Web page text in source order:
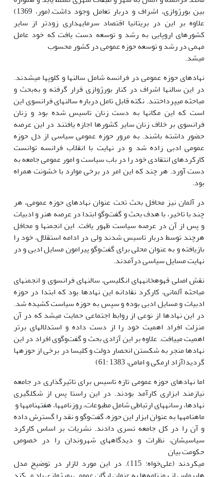
بین بورژوازی، اشراف و دربار تعامل وجود داشت.(مور، 1369)
علاوه بر این در بریتانیا اقتصاد سرمایه­داری زودتر از سایر
کشورهای اروپایی به رشد و توسعه دست یافت که خود عامل
مهمی در رشد و توسعه حوزه عمومی در کشور محسوب
می­شد.
نهادهای حوزه عمومی در فرانسه شامل سالن­ها و کلوپ­ها می­شدند.
در این سالن­ها اشراف در کنار بورژوازی قرار گرفته و به‌بحث و
مباحثه می­پرداختند. نکته قابل تامل درباره سالن­های فرانسوی این
است که این مکان­ها به دست زنان تاسیس شده بود و زنان
فرانسوی بر خلاف زنان سایر کشورها اجازه یافتند در این عرصه
حضور داشته باشند. به مرور حوزه عمومی سیاسی از دل حوزه
عمومی ادبی زاده شد و در نهایت با انقلاب فرانسه توانست
کارکردهای انتقادی خود را در باب سیاست و امور عمومی جامعه به
دست آورد. هر چند که این امر در برخی موارد با خشونت همراه
بود.
در آلمان نیز محافل بحث تحت عنوان نهادهای حوزه عمومی، هر
چند با تاخیر، با هدف بحث و گفت‌وگو ابتدا در عرصه هنر و ادبیات
و پس از آن در عرصه سیاست ظهور یافت. این انجمن­ها و محافل
هرچند توسط دربار تاسیس شدند ولی در ادامه استقلال، خود را
بازیافته و به عنوان محلی برای گفت‌وگو پیرامون مسایل ادبی و در
نهایت مسایل سیاسی درآمدند.
نقش اصلی قهوه­خانه­های انگلیسی، سالن­های فرانسوی و انجمن­های
مباحثه آلمانی، کارکرد نقادانه این نهادها بود که ابتدا در حوزه
ادبیات و مسایل ادبی بوده و سپس به حوزه سیاست کشیده شد.
در این نهادها از نوعی از روابط اجتماعی حمایت می­شد که در آن
منزلت افراد اهمیت خود را از دست داده و استدلال­های برتر
اهمیت می­یافت. علاوه بر این آزادی بحث و گفت‌وگوی افراد در این
نهادها منجر به شکستن انحصار دولت و کلیسا در برخی از حوزه­ها
گردید(آزاد ارمکی و امامی، 1383 :61)
اما نهادهای حوزه عمومی تازه تاسیس برای تاثیرگذاری در جامعه
نیازمند ابزاری کارآمد بودند. در این راستا پس از شکل­گیری
نهادها، رسانه­های ارتباطی شامل مطبوعات، روزنامه­ها، هفته­نامه­ها و
ماه­نامه­ها به عنوان ابزار این حوزه، گفت‌وگو و نقد را گسترش داده
و آن را در کل جامعه تسری دادند. نشریات بر اساس کارکرد
سیاسی­شان، نظرات و دیدگاه­های شهروندان را در خصوص
حکومت بیان
می­کردند (علی‌خواه: 115). در این مورد لازار در توضیح مدل